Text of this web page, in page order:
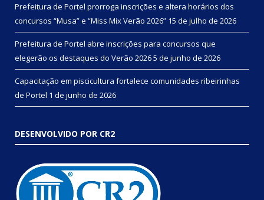
Prefeitura de Portel prorroga inscrições e altera horários dos
concursos “Musa” e “Miss Mix Verão 2026” 15 de julho de 2026
Prefeitura de Portel abre inscrições para concursos que
elegerão os destaques do Verão 20265 de junho de 2026
Capacitação em piscicultura fortalece comunidades ribeirinhas
de Portel 1 de junho de 2026
DESENVOLVIDO POR CR2